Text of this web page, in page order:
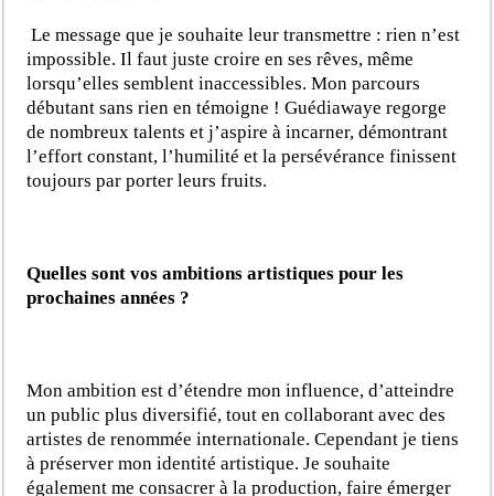
Le message que je souhaite leur transmettre : rien n’est
impossible. Il faut juste croire en ses rêves, même
lorsqu’elles semblent inaccessibles. Mon parcours
débutant sans rien en témoigne ! Guédiawaye regorge
de nombreux talents et j’aspire à incarner, démontrant
l’effort constant, l’humilité et la persévérance finissent
toujours par porter leurs fruits.
Quelles sont vos ambitions artistiques pour les
prochaines années ?
Mon ambition est d’étendre mon influence, d’atteindre
un public plus diversifié, tout en collaborant avec des
artistes de renommée internationale. Cependant je tiens
à préserver mon identité artistique. Je souhaite
également me consacrer à la production, faire émerger